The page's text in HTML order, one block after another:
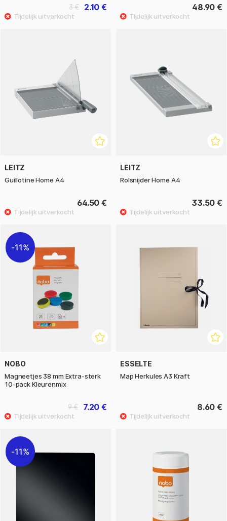
2.10 €
3 € 48.90 €
LEITZ
Guillotine Home A4
64.50 €
LEITZ
Rolsnijder Home A4
33.50 €
11%
NOBO
Magneetjes 38 mm Extra-sterk
10-pack Kleurenmix
7.20 €
9 €
ESSELTE
Map Herkules A3 Kraft
8.60 €
11%